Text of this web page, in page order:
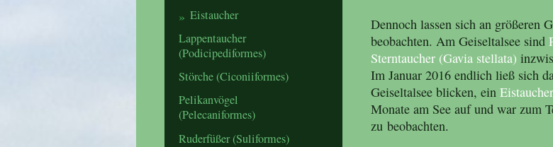
Dennoch lassen sich an größeren
beobachten. Am Geiseltalsee sind
Sterntaucher (Gavia stellata)
Im Januar 2016 endlich ließ sich
Geiseltalsee blicken, ein
Monate am See auf und war zum
zu beobachten.
Eistaucher
Lappentaucher
(Podicipediformes)
Störche (Ciconiiformes)
Pelikanvögel
(Pelecaniformes)
Ruderfüßer (Suliformes)